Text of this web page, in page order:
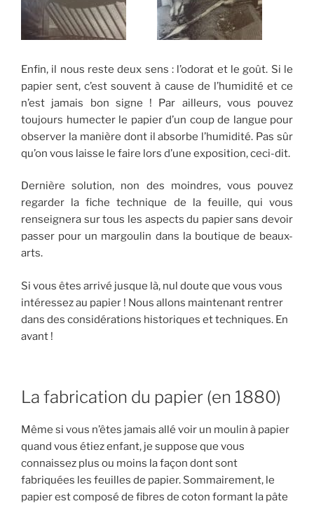
Enfin, il nous reste deux sens : l’odorat et le goût. Si le
papier sent, c’est souvent à cause de l’humidité et ce
n’est jamais bon signe ! Par ailleurs, vous pouvez
toujours humecter le papier d’un coup de langue pour
observer la manière dont il absorbe l’humidité. Pas sûr
qu’on vous laisse le faire lors d’une exposition, ceci-dit.
Dernière solution, non des moindres, vous pouvez
regarder la fiche technique de la feuille, qui vous
renseignera sur tous les aspects du papier sans devoir
passer pour un margoulin dans la boutique de beaux-
arts.
Si vous êtes arrivé jusque là, nul doute que vous vous
intéressez au papier ! Nous allons maintenant rentrer
dans des considérations historiques et techniques. En
avant !
La fabrication du papier (en 1880)
Même si vous n’êtes jamais allé voir un moulin à papier
quand vous étiez enfant, je suppose que vous
connaissez plus ou moins la façon dont sont
fabriquées les feuilles de papier. Sommairement, le
papier est composé de fibres de coton formant la pâte